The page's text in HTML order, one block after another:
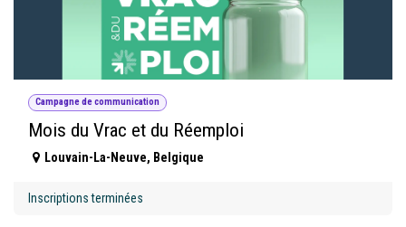
Campagne de communication
Mois du Vrac et du Réemploi
Louvain-La-Neuve, Belgique
Inscriptions terminées